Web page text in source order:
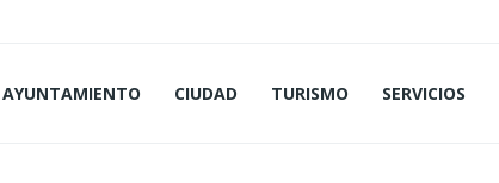
AYUNTAMIENTO CIUDAD TURISMO SERVICIOS